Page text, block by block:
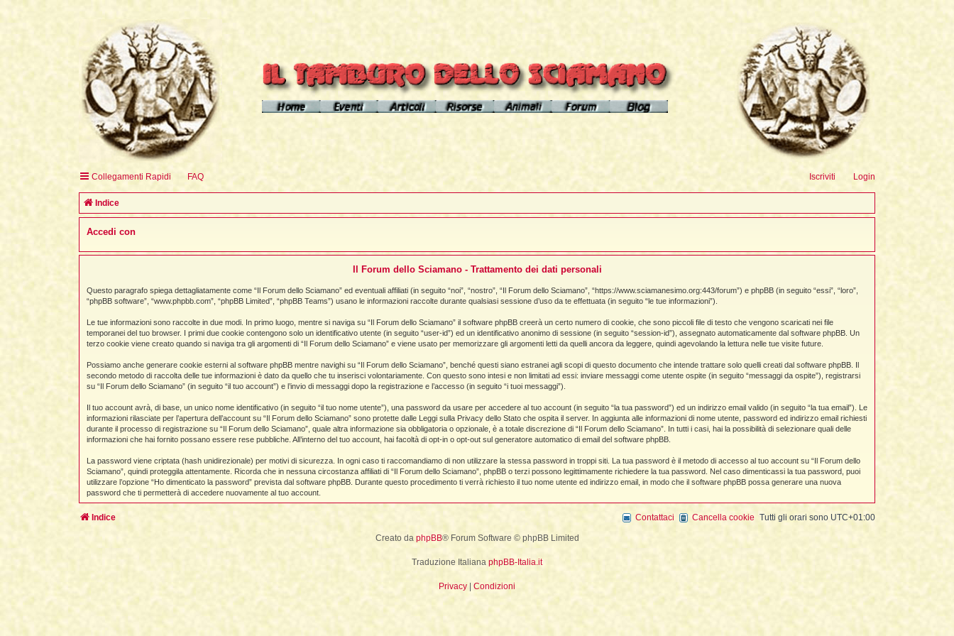
Homepage del sito
Homepage del mirror
English Homepage
Calendario eventi
Apprendistato Sciamanico
Indice articoli
Tséntsak e Spiriti Aiutanti
Il Flusso di esistenze
Vicente Júa
Sciamanesimo e Psicologia
Il Cammino delle 24 Stelle
La Fine della Civiltà
Il Fiume della Vita, i Reni e il muro
Articoli Premium
Sogno e Destino - 1° parte
Sogno e Destino - 2° parte
Recupero dell'Animale di Potere
Depossessione
Sciamanesimo e Guarigione
Contatto
Curanderos qualificati
Pagamenti
Dizionario dei Sogni
Introduzione
Dizionario degli Tséntsak
Introduzione
Pagina iniziale
La Lingua degli Spiriti
Introduzione
Apprendistato Sciamanico Online
Homepage
Info sui contenuti
I poteri degli animali
Anaconda
Aquila
Cavallo
Elefante
Lepre
Collegamenti Rapidi FAQ Login
Iscriviti
Indice
Accedi con
Il Forum dello Sciamano - Trattamento dei dati personali
Questo paragrafo spiega dettagliatamente come “Il Forum dello Sciamano” ed eventuali affiliati (in seguito “noi”, “nostro”, “Il Forum dello Sciamano”, “https://www.sciamanesimo.org:443/forum”) e phpBB (in seguito “essi”, “loro”,
“phpBB software”, “www.phpbb.com”, “phpBB Limited”, “phpBB Teams”) usano le informazioni raccolte durante qualsiasi sessione d’uso da te effettuata (in seguito “le tue informazioni”).
Le tue informazioni sono raccolte in due modi. In primo luogo, mentre si naviga su “Il Forum dello Sciamano” il software phpBB creerà un certo numero di cookie, che sono piccoli file di testo che vengono scaricati nei file
temporanei del tuo browser. I primi due cookie contengono solo un identificativo utente (in seguito “user-id”) ed un identificativo anonimo di sessione (in seguito “session-id”), assegnato automaticamente dal software phpBB. Un
terzo cookie viene creato quando si naviga tra gli argomenti di “Il Forum dello Sciamano” e viene usato per memorizzare gli argomenti letti da quelli ancora da leggere, quindi agevolando la lettura nelle tue visite future.
Possiamo anche generare cookie esterni al software phpBB mentre navighi su “Il Forum dello Sciamano”, benché questi siano estranei agli scopi di questo documento che intende trattare solo quelli creati dal software phpBB. Il
secondo metodo di raccolta delle tue informazioni è dato da quello che tu inserisci volontariamente. Con questo sono intesi e non limitati ad essi: inviare messaggi come utente ospite (in seguito “messaggi da ospite”), registrarsi
su “Il Forum dello Sciamano” (in seguito “il tuo account”) e l’invio di messaggi dopo la registrazione e l’accesso (in seguito “i tuoi messaggi”).
Il tuo account avrà, di base, un unico nome identificativo (in seguito “il tuo nome utente”), una password da usare per accedere al tuo account (in seguito “la tua password”) ed un indirizzo email valido (in seguito “la tua email”). Le
informazioni rilasciate per l’apertura dell’account su “Il Forum dello Sciamano” sono protette dalle Leggi sulla Privacy dello Stato che ospita il server. In aggiunta alle informazioni di nome utente, password ed indirizzo email richiesti
durante il processo di registrazione su “Il Forum dello Sciamano”, quale altra informazione sia obbligatoria o opzionale, è a totale discrezione di “Il Forum dello Sciamano”. In tutti i casi, hai la possibilità di selezionare quali delle
informazioni che hai fornito possano essere rese pubbliche. All’interno del tuo account, hai facoltà di opt-in o opt-out sul generatore automatico di email del software phpBB.
La password viene criptata (hash unidirezionale) per motivi di sicurezza. In ogni caso ti raccomandiamo di non utilizzare la stessa password in troppi siti. La tua password è il metodo di accesso al tuo account su “Il Forum dello
Sciamano”, quindi proteggila attentamente. Ricorda che in nessuna circostanza affiliati di “Il Forum dello Sciamano”, phpBB o terzi possono legittimamente richiedere la tua password. Nel caso dimenticassi la tua password, puoi
utilizzare l’opzione “Ho dimenticato la password” prevista dal software phpBB. Durante questo procedimento ti verrà richiesto il tuo nome utente ed indirizzo email, in modo che il software phpBB possa generare una nuova
password che ti permetterà di accedere nuovamente al tuo account.
Indice Tutti gli orari sono UTC+01:00
Cancella cookie
Contattaci
Creato da phpBB® Forum Software © phpBB Limited
Traduzione Italiana phpBB-Italia.it
Privacy Condizioni